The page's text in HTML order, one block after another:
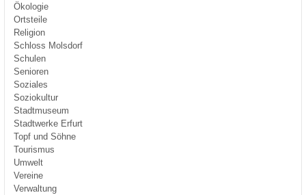
Ökologie
Ortsteile
Religion
Schloss Molsdorf
Schulen
Senioren
Soziales
Soziokultur
Stadtmuseum
Stadtwerke Erfurt
Topf und Söhne
Tourismus
Umwelt
Vereine
Verwaltung